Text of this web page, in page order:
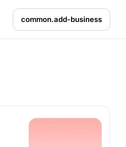
common.add-business